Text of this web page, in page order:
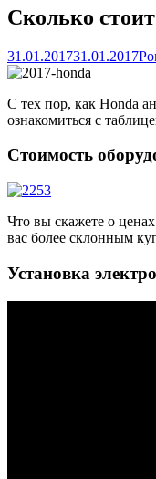
Сколько
31.01.201731.01.2017
С тех пор, как Honda
ознакомиться с
Стоимость
Что вы скажете о
вас более склонным
Установка